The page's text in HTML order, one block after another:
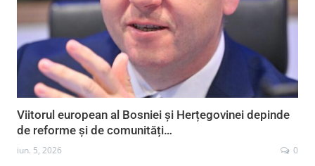
Viitorul european al Bosniei și Herțegovinei depinde
de reforme și de comunități…
iun. 5, 2026 0